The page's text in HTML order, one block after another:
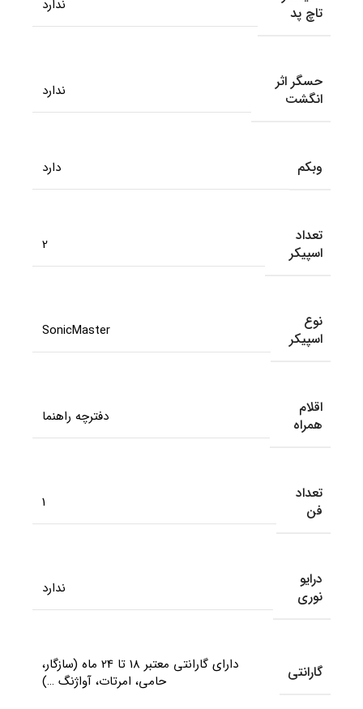
تاچ پد
ندارد
حسگر اثر
انگشت
ندارد
وبکم دارد
تعداد
اسپیکر
2
نوع
اسپیکر
SonicMaster
اقلام
همراه
دفترچه راهنما
تعداد
فن
1
درایو
نوری
ندارد
گارانتی
دارای گارانتی معتبر 18 تا 24 ماه (سازگار،
حامی، امرتات، آواژنگ …)